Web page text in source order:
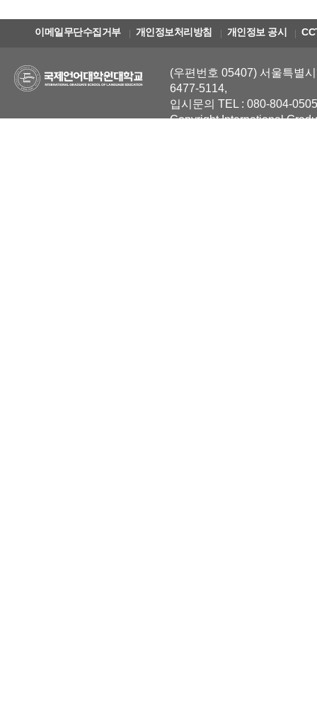
이메일무단수집거부 개인정보처리방침 개인정보 공시
(우편번호 05407) 서울특별
6477-5114,
입시문의 TEL : 080-804-
Copyright International